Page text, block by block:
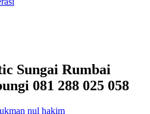
Sungai Rumbai
081 288 025 058
nul hakim